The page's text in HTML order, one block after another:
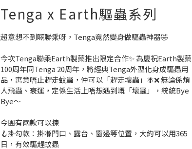
Tenga x Earth驅蟲系列
超意想不到嘅聯乘呀，Tenga竟然變身做驅蟲神器🤣
今次Tenga聯乘Earth製藥推出限定合作✨ 為慶祝Earth製藥
100周年同Tenga 20周年，將經典Tenga外型化身成驅蟲用
品，寓意唔止趕走蚊蟲，仲可以「趕走壞蟲」🪰❌ 無論係煩
人飛蟲、衰運，定係生活上唔想遇到嘅「壞蟲」，統統Bye
Bye～
今團有兩款可以揀
🪝掛勾款：掛喺門口、露台、窗邊等位置，大約可以用365
日，有效驅趕蚊蟲